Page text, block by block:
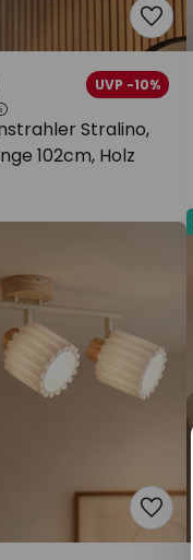
Stralino,
102cm, Holz
UVP -10%